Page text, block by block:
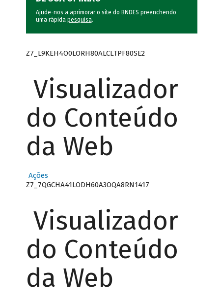
Ajude-nos a aprimorar o site do BNDES preenchendo
uma rápida pesquisa.
Z7_L9KEH4O0LORH80ALCLTPF80SE2
Visualizador
do Conteúdo
da Web
Ações
Z7_7QGCHA41LODH60A3OQA8RN1417
Visualizador
do Conteúdo
da Web